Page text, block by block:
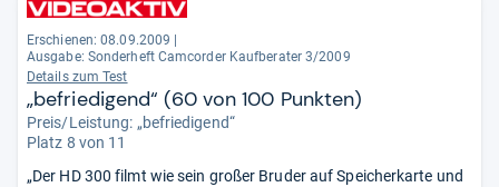
Erschienen: 08.09.2009
Ausgabe: Sonderheft Camcorder Kaufberater 3/2009
Details zum Test
„befriedigend“ (60 von 100 Punkten)
Preis/Leistung: „befriedigend“
Platz 8 von 11
„Der HD 300 filmt wie sein großer Bruder auf Speicherkarte und